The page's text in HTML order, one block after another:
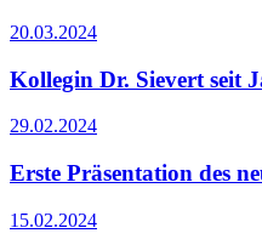
20.03.2024
Kollegin Dr. Sievert seit
29.02.2024
Erste Präsentation des
15.02.2024